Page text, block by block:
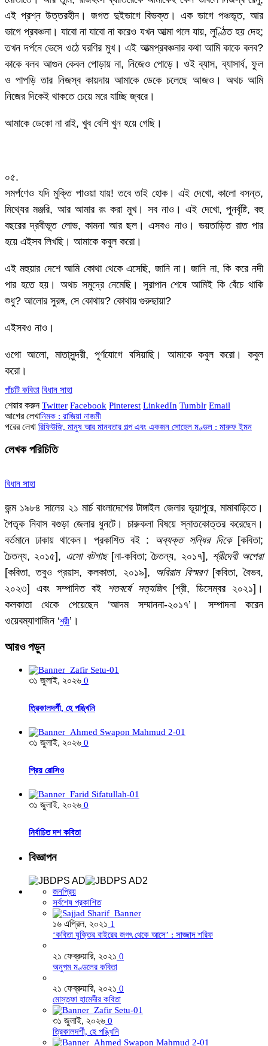
এই প্রশ্ন উত্তরহীন। জগত দুইভাগে বিভক্ত। এক ভাগে পঞ্চভূত, আর
ভাগে প্রবঞ্চনা। যাবো না যাবো না করেও যখন আত্মা গলে যায়, লুণ্ঠিত হয় দেহ;
তখন দর্পনে ভেসে ওঠে ঘরণির মুখ। এই আত্মপ্রবঞ্চনার কথা আমি কাকে বলব?
কাকে বলব আগুন কেবল পোড়ায় না, নিজেও পোড়ে। ওই ব্যাস, ব্যাসার্ধ, ফুল
ও পাপড়ি তার নিজস্ব কায়দায় আমাকে ডেকে চলেছে আজও। অথচ আমি
নিজের দিকেই থাকতে চেয়ে মরে যাচ্ছি জ্বরে।
আমাকে ডেকো না রাই, খুব বেশি খুন হয়ে গেছি।
০৫.
সমর্পণেও যদি মুক্তি পাওয়া যায়! তবে তাই হোক। এই দেখো, কালো বসন্ত,
মিথ্যের মঞ্জরি, আর আমার রং করা মুখ। সব নাও। এই দেখো, পুনর্বৃষ্টি, বহু
বছরের দ্রবীভূত লোভ, কামনা আর ছল। এসবও নাও। ভয়তাড়িত রাত পার
হয়ে এইসব লিখছি। আমাকে কবুল করো।
এই মহুয়ার দেশে আমি কোথা থেকে এসেছি, জানি না। জানি না, কি করে নদী
পার হতে হয়। অথচ সমুদ্রে নেমেছি। সুরাপান শেষে আমিই কি বেঁচে থাকি
শুধু? আলোর সুরঙ্গ, সে কোথায়? কোথায় গুরুছায়া?
এইসবও নাও।
ওগো আলো, মাতাসুন্দরী, পূর্ণযোগে বসিয়াছি। আমাকে কবুল করো। কবুল
করো।
পাঁচটি কবিতা বিধান সাহা
শেয়ার করুন Twitter Facebook Pinterest LinkedIn Tumblr Email
আগের লেখানিমক : রাজিয়া নাজমী
পরের লেখা রিফিউজি, মানুষ আর মানবতার গল্প এবং একজন সোহেল মণ্ডল : মারুফ ইমন
লেখক পরিচিতি
বিধান সাহা
জন্ম ১৯৮৪ সালের ২১ মার্চ বাংলাদেশের টাঙ্গাইল জেলার ভূয়াপুরে, মামাবাড়িতে।
পৈতৃক নিবাস বগুড়া জেলার ধুনটে। চারুকলা বিষয়ে স্নাতকোত্তর করেছেন।
বর্তমানে ঢাকায় থাকেন। প্রকাশিত বই : অব্যক্ত সন্ধির দিকে[কবিতা;
চৈতন্য, ২০১৫], এসো বটগাছ[না-কবিতা; চৈতন্য, ২০১৭], শ্রীদেবী অপেরা
[কবিতা, তবুও প্রয়াস, কলকাতা, ২০১৯], অবিরাম বিস্মরণ [কবিতা, বৈভব,
২০২৩] এবং সম্পাদিত বই শতবর্ষে সত্যজিৎ [শ্রী, ডিসেম্বর ২০২১]।
কলকাতা থেকে পেয়েছেন ‘আদম সম্মাননা-২০১৭’। সম্পাদনা করেন
ওয়েবম্যাগাজিন ‘শ্রী’।
আরওপড়ুন
৩১ জুলাই, ২০২৬ 0
ত্রিকালদর্শী, হে পঙ্খিনি
৩১ জুলাই, ২০২৬ 0
প্রিয় রোসিও
৩১ জুলাই, ২০২৬ 0
নির্বাচিত দশ কবিতা
বিজ্ঞাপন
জনপ্রিয়
সর্বশেষ প্রকাশিত
১৬ এপ্রিল, ২০২১ 1
‘কবিতা যুক্তির বাইরের জগৎ থেকে আসে’ : সাজ্জাদ শরিফ
২১ ফেব্রুয়ারি, ২০২১ 0
অনুপম মণ্ডলের কবিতা
২১ ফেব্রুয়ারি, ২০২১ 0
মোস্তফা হামেদীর কবিতা
৩১ জুলাই, ২০২৬ 0
ত্রিকালদর্শী, হে পঙ্খিনি